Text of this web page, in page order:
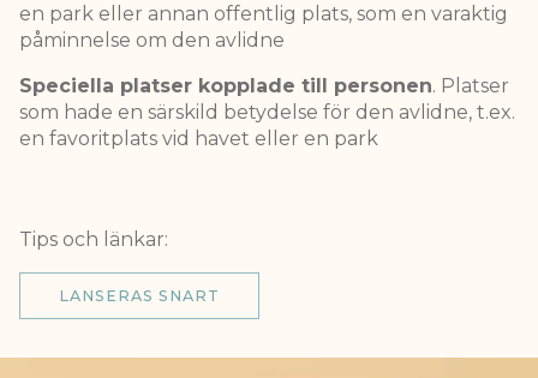
en park eller annan offentlig plats, som en varaktig
påminnelse om den avlidne
Speciella platser kopplade till personen. Platser
som hade en särskild betydelse för den avlidne, t.ex.
en favoritplats vid havet eller en park
Tips och länkar:
LANSERAS SNART